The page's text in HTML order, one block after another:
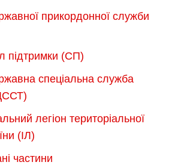
прикордонної служби
підтримки (СП)
спеціальна служба
легіон територіальної
(ІЛ)
частини